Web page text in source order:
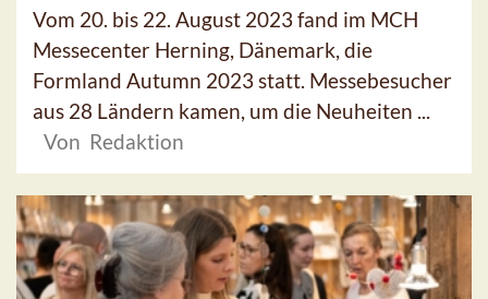
Vom 20. bis 22. August 2023 fand im MCH
Messecenter Herning, Dänemark, die
Formland Autumn 2023 statt. Messebesucher
aus 28 Ländern kamen, um die Neuheiten ...
Von Redaktion